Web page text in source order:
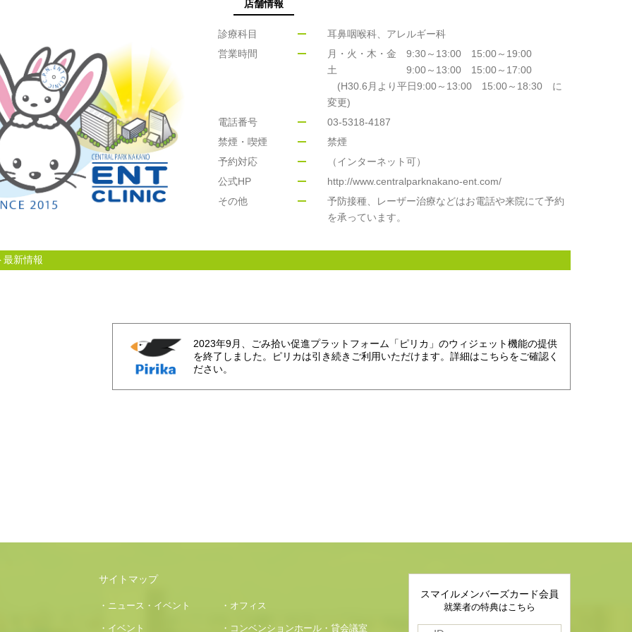
店舗情報
診療科目
耳鼻咽喉科、アレルギー科
営業時間
月・火・木・金 9:30～13:00 15:00～19:00
土 9:00～13:00 15:00～17:00
(H30.6月より平日9:00～13:00 15:00～18:30 に
変更)
電話番号
03-5318-4187
禁煙・喫煙
禁煙
予約対応
（インターネット可）
公式HP
http://www.centralparknakano-ent.com/
その他
予防接種、レーザー治療などはお電話や来院にて予約
を承っています。
最新情報
2023年9月、ごみ拾い促進プラットフォーム「ピリカ」のウィジェット機能の提供
を終了しました。ピリカは引き続きご利用いただけます。詳細はこちらをご確認く
ださい。
サイトマップ
・ニュース・イベント
・イベント
・オフィス
・コンベンションホール・貸会議室
スマイルメンバーズカード会員
就業者の特典はこちら